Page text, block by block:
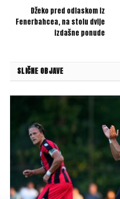
Džeko pred odlaskom iz
Fenerbahcea, na stolu dvije
izdašne ponude
SLIČNE OBJAVE